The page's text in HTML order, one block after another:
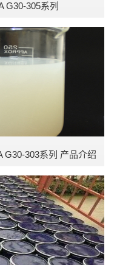
G30-305系列
G30-303系列 产品介绍